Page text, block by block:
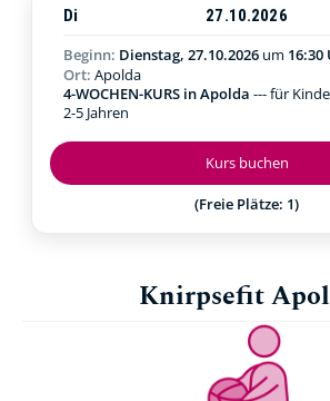
Kurs buchen
(Freie Plätze: 1)
Di 27.10.2026
Beginn: Dienstag, 27.10.2026 um 16:30
Ort: Apolda
4-WOCHEN-KURS in Apolda --- für
2-5 Jahren
Knirpsefit